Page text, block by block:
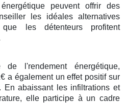
peuvent offrir des
les idéales alternatives
que les détenteurs profitent
l'rendement énergétique,
a également un effet positif sur
En abaissant les infiltrations et
elle participe à un cadre